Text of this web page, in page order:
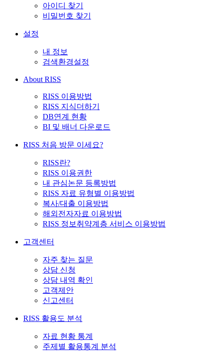
아이디 찾기
비밀번호 찾기
설정
내 정보
검색환경설정
About RISS
RISS 이용방법
RISS 지식더하기
DB연계 현황
BI 및 배너 다운로드
RISS 처음 방문 이세요?
RISS란?
RISS 이용권한
내 관심논문 등록방법
RISS 자료 유형별 이용방법
복사/대출 이용방법
해외전자자료 이용방법
RISS 정보취약계층 서비스 이용방법
고객센터
자주 찾는 질문
상담 신청
상담 내역 확인
고객제안
신고센터
RISS 활용도 분석
자료 현황 통계
주제별 활용통계 분석